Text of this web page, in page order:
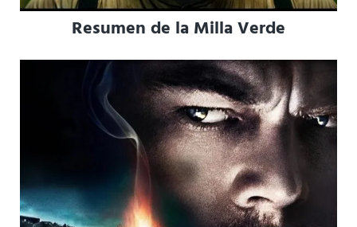
Resumen de la Milla Verde